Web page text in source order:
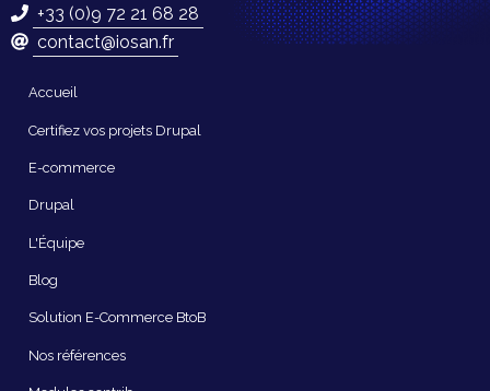
+33 (0)9 72 21 68 28
contact@iosan.fr
Navigation
principale
Accueil
Certifiez vos projets Drupal
E-commerce
Drupal
L'Équipe
Blog
Solution E-Commerce BtoB
Nos références